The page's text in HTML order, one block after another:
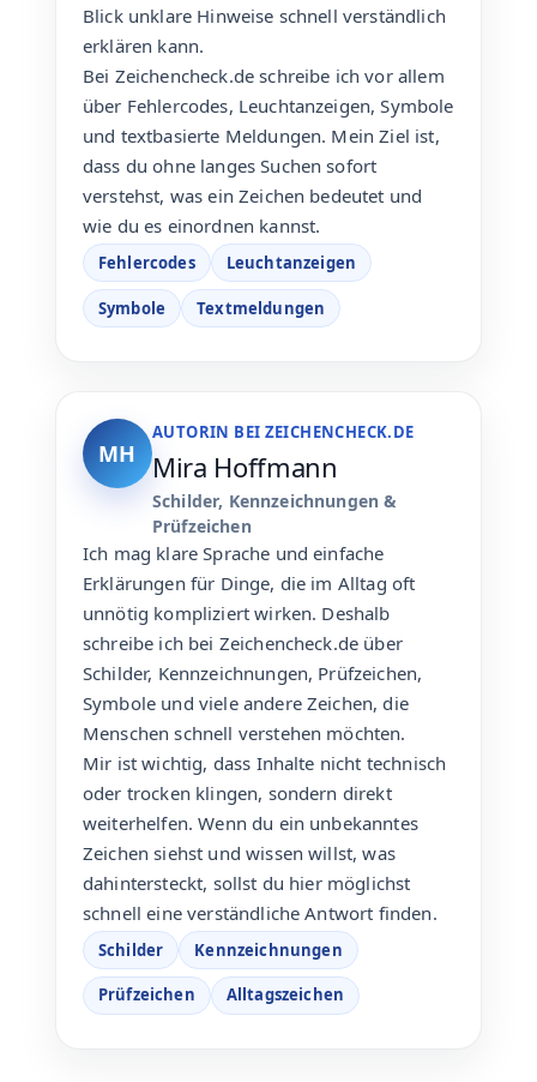
Blick unklare Hinweise schnell verständlich
erklären kann.
Bei Zeichencheck.de schreibe ich vor allem
über Fehlercodes, Leuchtanzeigen, Symbole
und textbasierte Meldungen. Mein Ziel ist,
dass du ohne langes Suchen sofort
verstehst, was ein Zeichen bedeutet und
wie du es einordnen kannst.
Fehlercodes Leuchtanzeigen
Symbole Textmeldungen
MH
AUTORIN BEI ZEICHENCHECK.DE
Mira Hoffmann
Schilder, Kennzeichnungen &
Prüfzeichen
Ich mag klare Sprache und einfache
Erklärungen für Dinge, die im Alltag oft
unnötig kompliziert wirken. Deshalb
schreibe ich bei Zeichencheck.de über
Schilder, Kennzeichnungen, Prüfzeichen,
Symbole und viele andere Zeichen, die
Menschen schnell verstehen möchten.
Mir ist wichtig, dass Inhalte nicht technisch
oder trocken klingen, sondern direkt
weiterhelfen. Wenn du ein unbekanntes
Zeichen siehst und wissen willst, was
dahintersteckt, sollst du hier möglichst
schnell eine verständliche Antwort finden.
Schilder Kennzeichnungen
Prüfzeichen Alltagszeichen